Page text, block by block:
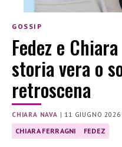
GOSSIP
Fedez e
storia vera o
retroscena
CHIARA NAVA | 11 GIUGNO 2026
CHIARA FERRAGNI FEDEZ